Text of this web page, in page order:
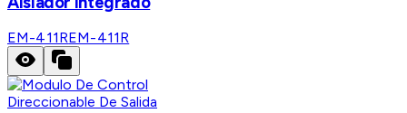
EM-411REM-411R